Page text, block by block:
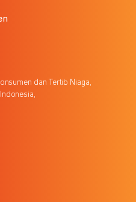
dan Tertib Niaga,